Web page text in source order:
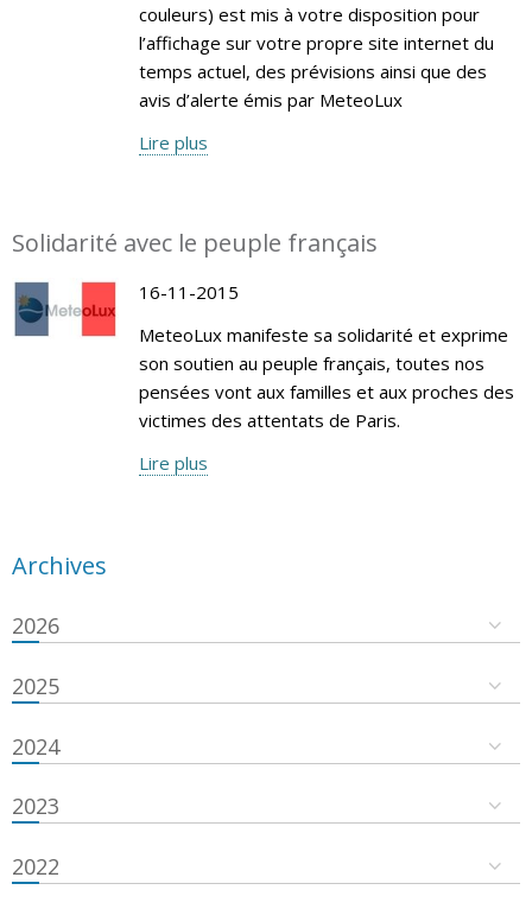
couleurs) est mis à votre disposition pour
l’affichage sur votre propre site internet du
temps actuel, des prévisions ainsi que des
avis d’alerte émis par MeteoLux
Lire plus
Solidarité avec le peuple français
16-11-2015
MeteoLux manifeste sa solidarité et exprime
son soutien au peuple français, toutes nos
pensées vont aux familles et aux proches des
victimes des attentats de Paris.
Lire plus
Archives
2026
2025
2024
2023
2022